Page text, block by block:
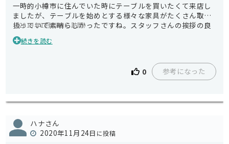
一時的小樽市に住んでいた時にテーブルを買いたくて来店し
ましたが、テーブルを始めとする様々な家具がたくさん取り
扱っていて素晴らしかったですね。スタッフさんの挨拶の良
さを感じましたし、店内も広くて十分な見応えあるお店でし
た。リーズナブルに買うことができたテーブルの質も悪くあ
（2019年1月15日に訪問）
続きを読む
0 参考になった
ハナさん
2020年11月24日 に投稿